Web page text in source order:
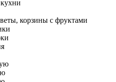
корзины с фруктами